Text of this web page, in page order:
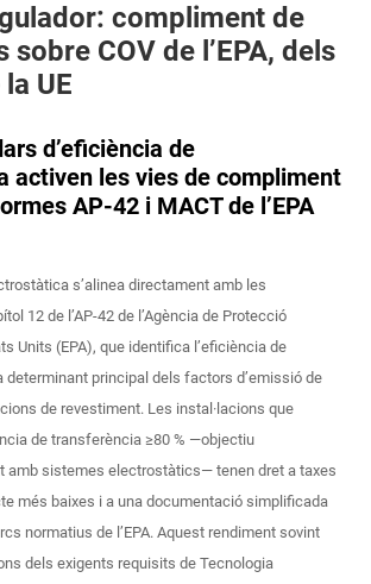
compliment de
sobre COV de l’EPA, dels
UE
d’eficiència de
activen les vies de compliment
AP-42 i MACT de l’EPA
s’alinea directament amb les
12 de l’AP-42 de l’Agència de Protecció
Units (EPA), que identifica l’eficiència de
principal dels factors d’emissió de
de revestiment. Les instal·lacions que
de transferència ≥80 % —objectiu
amb sistemes electrostàtics— tenen dret a taxes
més baixes i a una documentació simplificada
normatius de l’EPA. Aquest rendiment sovint
dels exigents requisits de Tecnologia